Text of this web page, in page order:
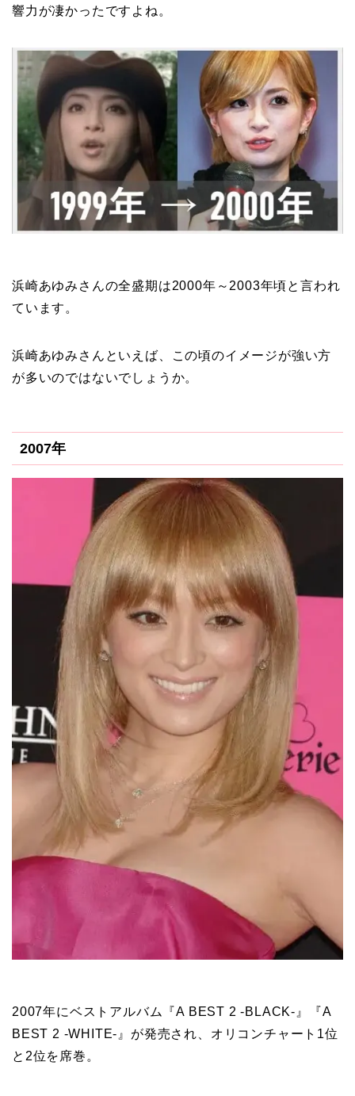
響力が凄かったですよね。
浜崎あゆみさんの全盛期は2000年～2003年頃と言われ
ています。
浜崎あゆみさんといえば、この頃のイメージが強い方
が多いのではないでしょうか。
2007年
2007年にベストアルバム『A BEST 2 -BLACK-』『A
BEST 2 -WHITE-』が発売され、オリコンチャート1位
と2位を席巻。